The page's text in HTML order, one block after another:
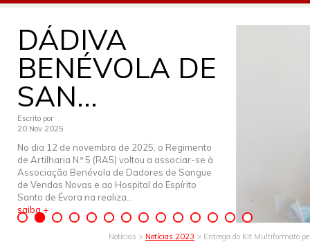
DÁDIVA
BENÉVOLA DE
SAN...
Escrito por
20 Nov 2025
No dia 12 de novembro de 2025, o Regimento
de Artilharia N.º 5 (RA5) voltou a associar-se à
Associação Benévola de Dadores de Sangue
de Vendas Novas e ao Hospital do Espírito
Santo de Évora na realiza...
saiba +
Notícias > Notícias 2023 > Entrega do Kit Multiformato